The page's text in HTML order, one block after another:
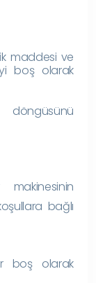
maddesi ve
boş olarak
makinesinin
bağlı
boş olarak